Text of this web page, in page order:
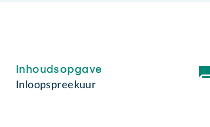
Inhoudsopgave
Inloopspreekuur